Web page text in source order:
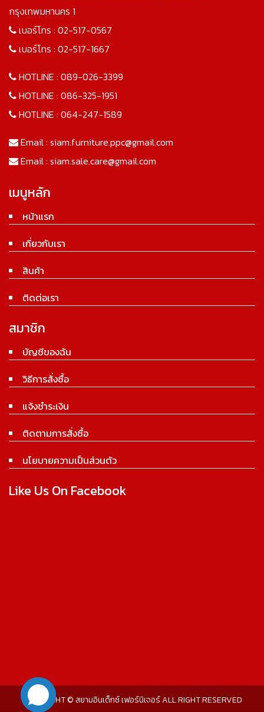
กรุงเทพมหานคร 1
เบอร์โทร : 02-517-0567
เบอร์โทร : 02-517-1667
HOTLINE : 089-026-3399
HOTLINE : 086-325-1951
HOTLINE : 064-247-1589
Email : siam.furniture.ppc@gmail.com
Email : siam.sale.care@gmail.com
เมนูหลัก
หน้าแรก
เกี่ยวกับเรา
สินค้า
ติดต่อเรา
สมาชิก
บัญชีของฉัน
วิธีการสั่งซื้อ
แจ้งชำระเงิน
ติดตามการสั่งซื้อ
นโยบายความเป็นส่วนตัว
Like Us On Facebook
COPYRIGHT © สยามอินเด็กซ์ เฟอร์นิเจอร์ ALL RIGHT RESERVED